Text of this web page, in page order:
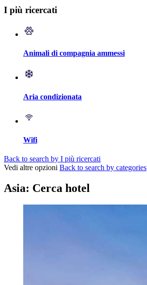
I più ricercati
Animali di compagnia ammessi
Aria condizionata
Wifi
Back to search by I più ricercati
Vedi altre opzioni Back to search by categories
Asia: Cerca hotel